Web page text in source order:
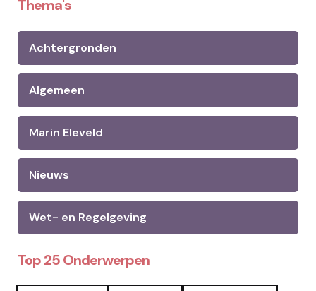
Thema's
Achtergronden
Algemeen
Marin Eleveld
Nieuws
Wet- en Regelgeving
Top 25 Onderwerpen